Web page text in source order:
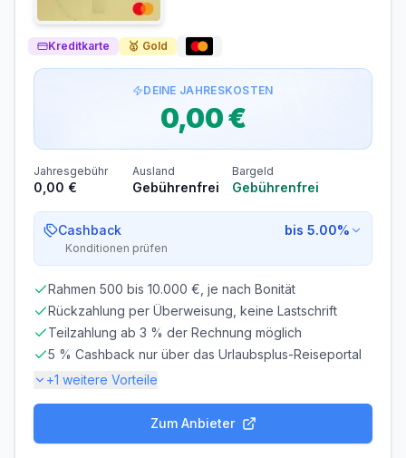
Kreditkarte 🥇 Gold
DEINE JAHRESKOSTEN
0,00 €
Jahresgebühr
0,00 €
Ausland
Gebührenfrei
Bargeld
Gebührenfrei
Cashback
Konditionen prüfen
bis 5.00%
Rahmen 500 bis 10.000 €, je nach Bonität
Rückzahlung per Überweisung, keine Lastschrift
Teilzahlung ab 3 % der Rechnung möglich
5 % Cashback nur über das Urlaubsplus-Reiseportal
+1 weitere Vorteile
Zum Anbieter